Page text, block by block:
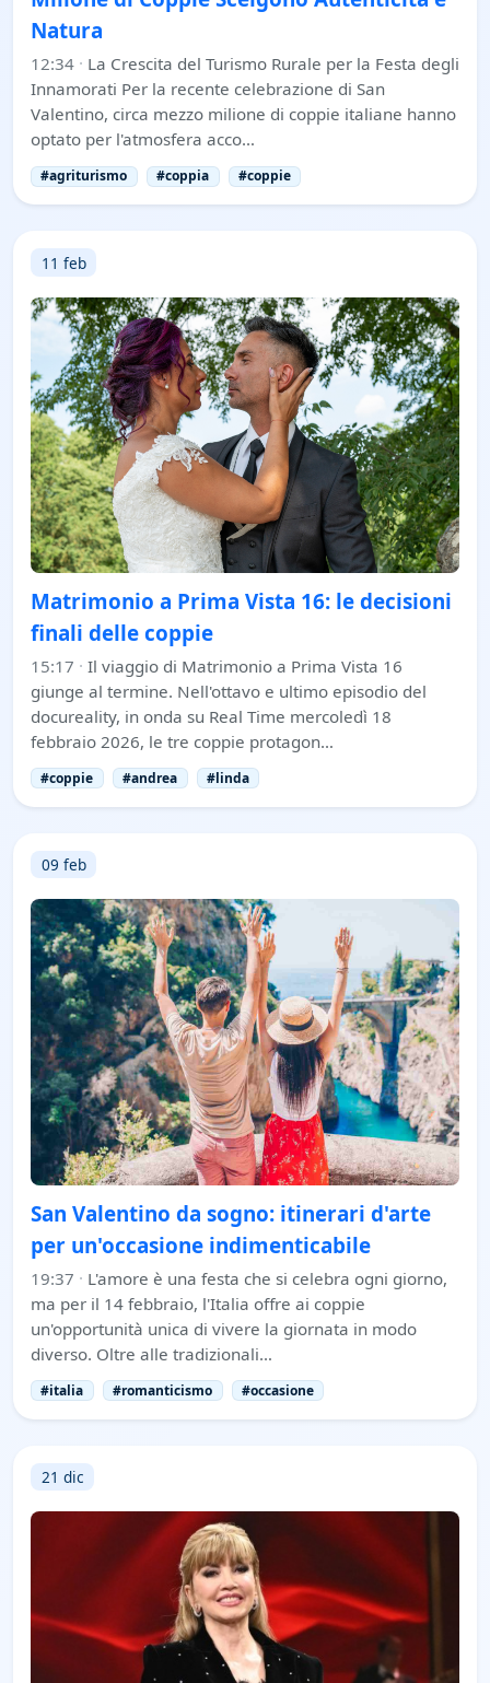
Natura
12:34 · La Crescita del Turismo Rurale per la Festa degli
Innamorati Per la recente celebrazione di San
Valentino, circa mezzo milione di coppie italiane hanno
optato per l'atmosfera acco…
#agriturismo #coppia #coppie
11 feb
Matrimonio a Prima Vista 16: le decisioni
finali delle coppie
15:17 · Il viaggio di Matrimonio a Prima Vista 16
giunge al termine. Nell'ottavo e ultimo episodio del
docureality, in onda su Real Time mercoledì 18
febbraio 2026, le tre coppie protagon…
#coppie #andrea #linda
09 feb
San Valentino da sogno: itinerari d'arte
per un'occasione indimenticabile
19:37 · L'amore è una festa che si celebra ogni giorno,
ma per il 14 febbraio, l'Italia offre ai coppie
un'opportunità unica di vivere la giornata in modo
diverso. Oltre alle tradizionali…
#italia #romanticismo #occasione
21 dic